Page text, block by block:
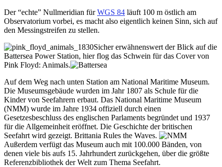
Der “echte” Nullmeridian fürWGS 84 läuft 100 m östlich am
Observatorium vorbei, es macht also eigentlich keinen Sinn, sich auf
den Messingstreifen zu stellen.
Sicher erwähnenswert der Blick auf die
Battersea Power Station, hier flog das Schwein für das Cover von
Pink Floyd: Animals.
Auf dem Weg nach unten Station am National Maritime Museum.
Die Museumsgebäude wurden im Jahr 1807 als Schule für die
Kinder von Seefahrern erbaut. Das National Maritime Museum
(NMM) wurde im Jahre 1934 offiziell durch einen
Gesetzesbeschluss des englischen Parlaments begründet und 1937
für die Allgemeinheit eröffnet. Die Geschichte der britischen
Seefahrt wird gezeigt. Brittania Rules the Waves.
Außerdem verfügt das Museum auch mit 100.000 Bänden, von
denen viele bis aufs 15. Jahrhundert zurückgehen, über die größte
Referenzbibliothek der Welt zum Thema Seefahrt.